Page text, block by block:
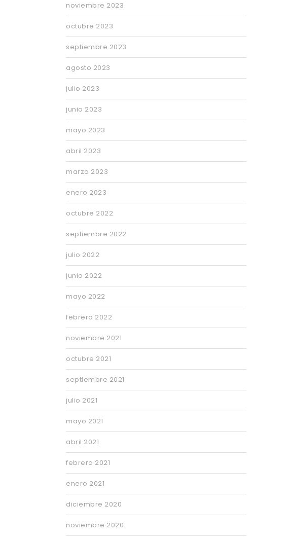
noviembre 2023
octubre 2023
septiembre 2023
agosto 2023
julio 2023
junio 2023
mayo 2023
abril 2023
marzo 2023
enero 2023
octubre 2022
septiembre 2022
julio 2022
junio 2022
mayo 2022
febrero 2022
noviembre 2021
octubre 2021
septiembre 2021
julio 2021
mayo 2021
abril 2021
febrero 2021
enero 2021
diciembre 2020
noviembre 2020